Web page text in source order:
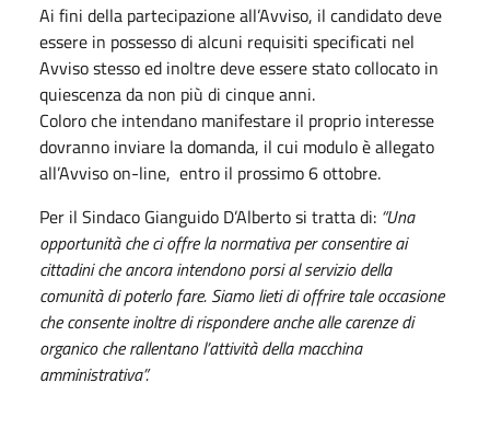
Ai fini della partecipazione all’Avviso, il candidato deve
essere in possesso di alcuni requisiti specificati nel
Avviso stesso ed inoltre deve essere stato collocato in
quiescenza da non più di cinque anni.
Coloro che intendano manifestare il proprio interesse
dovranno inviare la domanda, il cui modulo è allegato
all’Avviso on-line, entro il prossimo 6 ottobre.
Per il Sindaco Gianguido D’Alberto si tratta di: “Una
opportunità che ci offre la normativa per consentire ai
cittadini che ancora intendono porsi al servizio della
comunità di poterlo fare. Siamo lieti di offrire tale occasione
che consente inoltre di rispondere anche alle carenze di
organico che rallentano l’attività della macchina
amministrativa”.